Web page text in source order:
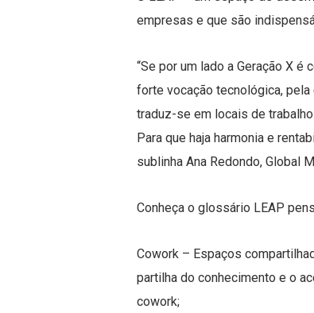
empresas e que são
“Se por um lado a Geração X
forte vocação tecnológica,
traduz-se em locais de
Para que haja harmonia e
sublinha Ana Redondo, Global
Conheça o glossário LEAP
Cowork – Espaços
partilha do conhecimento e o
cowork;